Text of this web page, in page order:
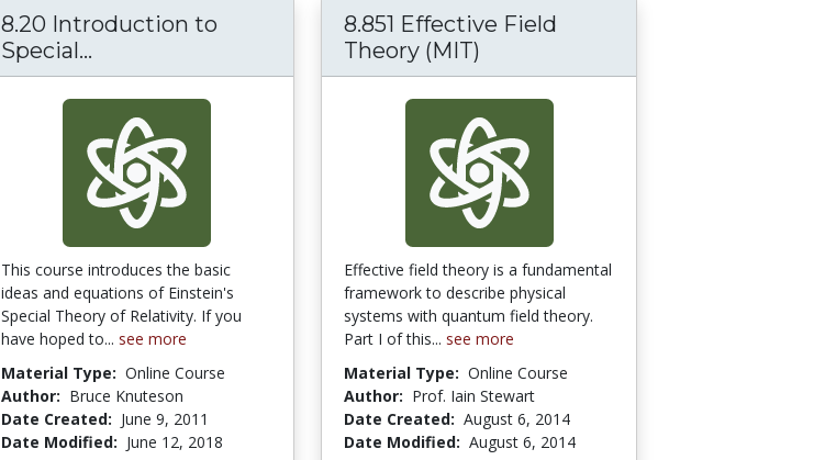
8.20 Introduction to
Special... 8.20 Introduction to Special Relativity
This course introduces the basic
ideas and equations of Einstein's
Special Theory of Relativity. If you
have hoped to... see more
Material Type: Online Course
Author: Bruce Knuteson
Date Created: June 9, 2011
Date Modified: June 12, 2018
8.851 Effective Field
Theory (MIT)
Effective field theory is a fundamental
framework to describe physical
systems with quantum field theory.
Part I of this... see more
Material Type: Online Course
Author: Prof. Iain Stewart
Date Created: August 6, 2014
Date Modified: August 6, 2014